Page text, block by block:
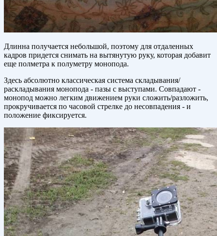
Длинна получается небольшой, поэтому для отдаленных
кадров придется снимать на вытянутую руку, которая добавит
еще полметра к полуметру монопода.
Здесь абсолютно классическая система складывания/
раскладывания монопода - пазы с выступами. Совпадают -
монопод можно легким движением руки сложить/разложить,
прокручивается по часовой стрелке до несовпадения - и
положение фиксируется.